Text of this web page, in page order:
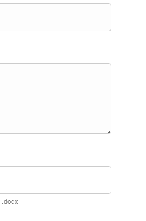
.docx